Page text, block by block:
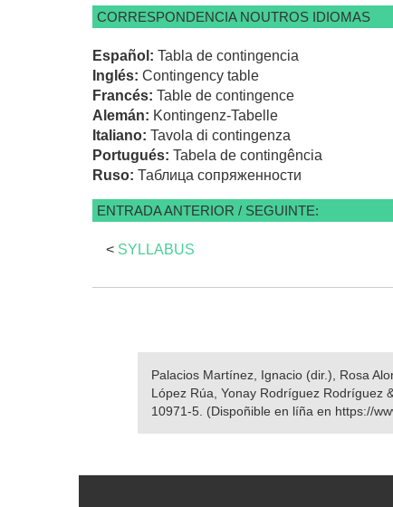
CORRESPONDENCIA NOUTROS IDIOMAS
Español: Tabla de contingencia
Inglés: Contingency table
Francés: Table de contingence
Alemán: Kontingenz-Tabelle
Italiano: Tavola di contingenza
Portugués: Tabela de contingência
Ruso: Таблица сопряженности
ENTRADA ANTERIOR / SEGUINTE:
< SYLLABUS
Palacios Martínez, Ignacio (dir.), Rosa
López Rúa, Yonay Rodríguez Rodríguez
10971-5. (Dispoñible en líña en https://